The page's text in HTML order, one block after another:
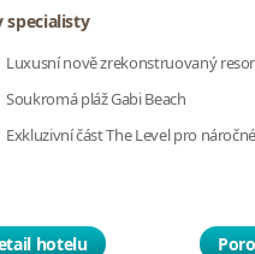
specialisty
Luxusní nově zrekonstruovaný
Soukromá pláž Gabi Beach
Exkluzivní část The Level pro
hotelu